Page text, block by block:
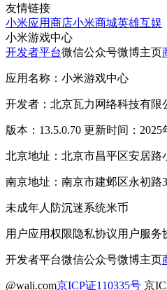
友情链接
小米应用商店小米商城英雄互娱
小米游戏中心
开发者平台微信公众号微博主页
应用名称：小米游戏中心
开发者：北京瓦力网络科技有限
版本：13.5.0.70 更新时间：2025
北京地址：北京市昌平区安居路
南京地址：南京市建邺区永初路
未成年人防沉迷系统米币
用户应用权限隐私协议用户服务
开发者平台微信公众号微博主页
@wali.com京ICP证110335号 京